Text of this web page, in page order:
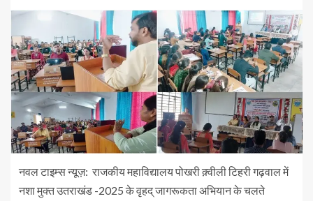
नवल टाइम्स न्यूज़: राजकीय महाविद्यालय पोखरी क़्वीली टिहरी गढ़वाल में
नशा मुक्त उतराखंड -2025 के वृहद् जागरूकता अभियान के चलते